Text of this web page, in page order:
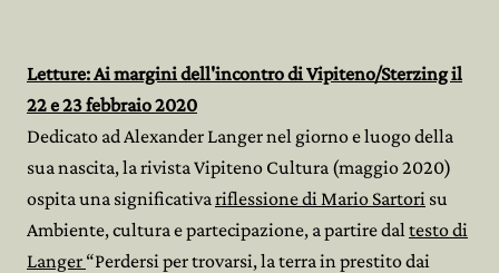
Letture: Ai margini dell'incontro di Vipiteno/Sterzing il
22 e 23 febbraio 2020
Dedicato ad Alexander Langer nel giorno e luogo della
sua nascita, la rivista Vipiteno Cultura (maggio 2020)
ospita una significativariflessione di Mario Sartori su
Ambiente, cultura e partecipazione, a partire daltesto di
Langer “Perdersi per trovarsi, la terra in prestito dai